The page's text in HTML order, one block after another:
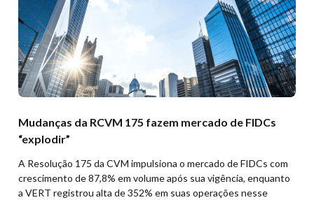
Mudanças da RCVM 175 fazem mercado de FIDCs
“explodir”
A Resolução 175 da CVM impulsiona o mercado de FIDCs com
crescimento de 87,8% em volume após sua vigência, enquanto
a VERT registrou alta de 352% em suas operações nesse